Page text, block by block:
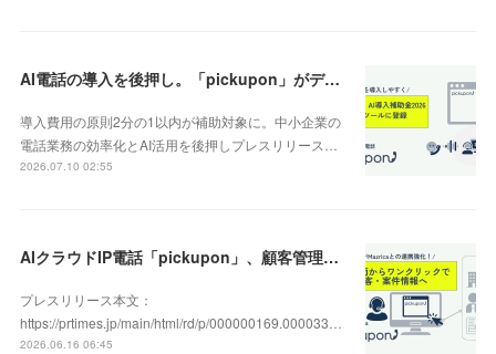
AI電話の導入を後押し。「pickupon」がデジタル化・AI導入補助金2026（旧IT導入補助金）の対象ツールとして登録
導入費用の原則2分の1以内が補助対象に。中小企業の
電話業務の効率化とAI活用を後押しプレスリリース…
2026.07.10 02:55
AIクラウドIP電話「pickupon」、顧客管理システム「Mazrica」上の顧客や案件の詳細情報へワンクリックで遷移できる新機能を追加
プレスリリース本文：
https://prtimes.jp/main/html/rd/p/000000169.000033…
2026.06.16 06:45